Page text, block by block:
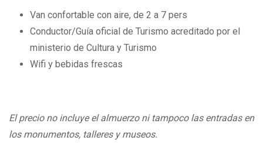
Van confortable con aire, de 2 a 7 pers
Conductor/Guía oficial de Turismo acreditado por el
ministerio de Cultura y Turismo
Wifi y bebidas frescas
El precio no incluye el almuerzo ni tampoco las entradas en
los monumentos, talleres y museos.